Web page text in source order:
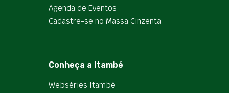
Agenda de Eventos
Cadastre-se no Massa Cinzenta
Conheça a Itambé
Webséries Itambé